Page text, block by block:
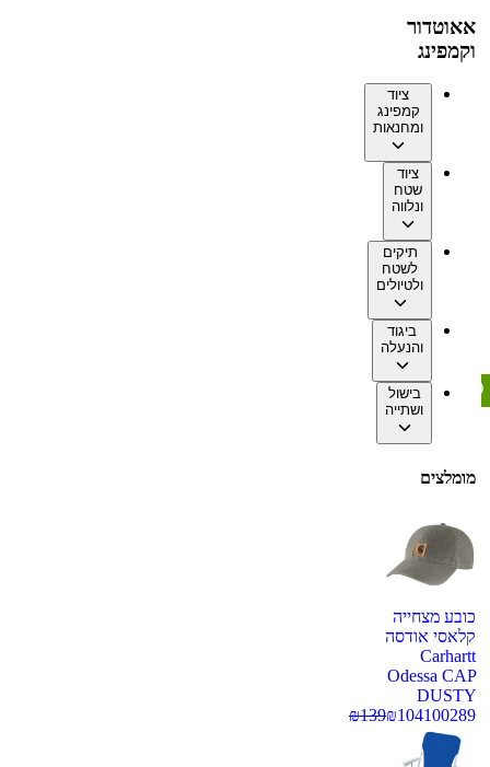
אאוטדור
וקמפינג
ציוד
קמפינג
ומחנאות
ציוד
שטח
ונלווה
תיקים
לשטח
ולטיולים
ביגוד
והנעלה
בישול
ושתייה
מומלצים
כובע מצחייה
קלאסי אודסה
Carhartt
Odessa CAP
DUSTY
100289
₪104
₪139